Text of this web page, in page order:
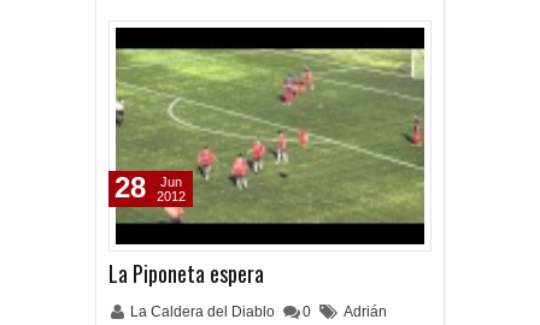
La Piponeta espera
La Caldera del Diablo 0
Adrián
28
Jun
2012